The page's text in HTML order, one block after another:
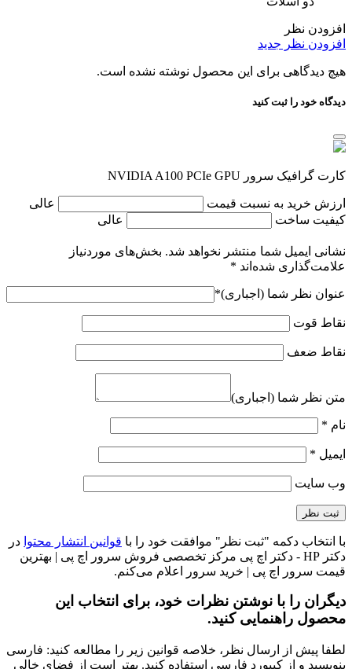
افزودن نظر
افزودن نظر جدید
هیچ دیدگاهی برای این محصول نوشته نشده است.
دیدگاه خود را ثبت کنید
کارت گرافیک سرور NVIDIA A100 PCIe GPU
ارزش خرید به نسبت قیمت
عالی
کیفیت ساخت
عالی
نشانی ایمیل شما منتشر نخواهد شد. بخش‌های موردنیاز
علامت‌گذاری شده‌اند *
عنوان نظر شما (اجباری)*
نقاط قوت
نقاط ضعف
متن نظر شما (اجباری)
نام *
ایمیل *
وب‌ سایت
با انتخاب دکمه "ثبت نظر" موافقت خود را با قوانین انتشار محتوا در
دکتر HP - دکتر اچ پی مرکز تخصصی فروش سرور اچ پی | بهترین
قیمت سرور اچ پی | خرید سرور اعلام می‌کنم.
دیگران را با نوشتن نظرات خود، برای انتخاب این
محصول راهنمایی کنید.
لطفا پیش از ارسال نظر، خلاصه قوانین زیر را مطالعه کنید: فارسی
بنویسید و از کیبورد فارسی استفاده کنید. بهتر است از فضای خالی